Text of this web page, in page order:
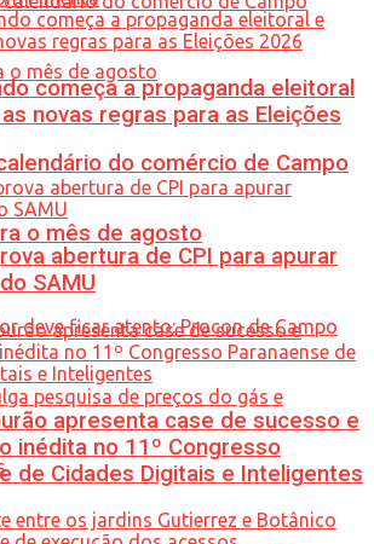
do comércio de Campo
o mês de agosto
começa a propaganda eleitoral
novas regras para as Eleições
abertura de CPI para apurar
SAMU
apresenta case de sucesso e
inédita no 11º Congresso
de Cidades Digitais e Inteligentes